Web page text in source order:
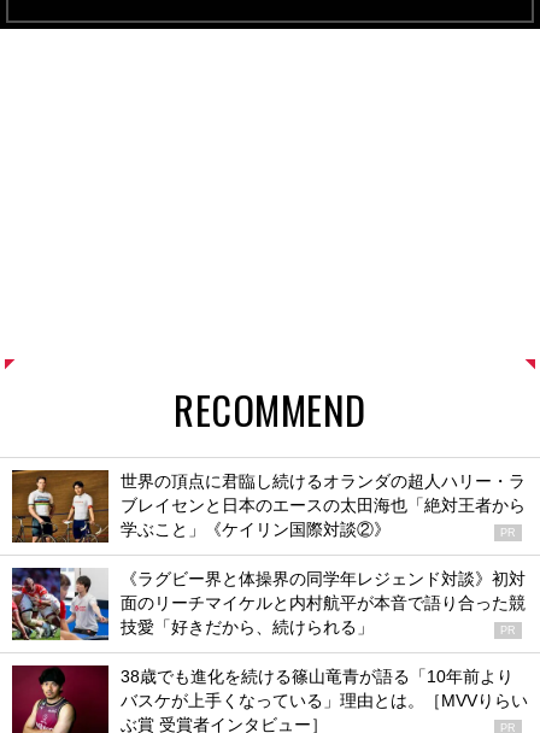
RECOMMEND
世界の頂点に君臨し続けるオランダの超人ハリー・ラ
ブレイセンと日本のエースの太田海也「絶対王者から
学ぶこと」《ケイリン国際対談②》
PR
《ラグビー界と体操界の同学年レジェンド対談》初対
面のリーチマイケルと内村航平が本音で語り合った競
技愛「好きだから、続けられる」
PR
38歳でも進化を続ける篠山竜青が語る「10年前より
バスケが上手くなっている」理由とは。［MVVりらい
ぶ賞 受賞者インタビュー］
PR